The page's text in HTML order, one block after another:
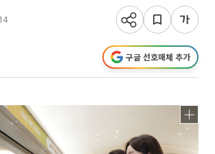
구글 선호매체 추가